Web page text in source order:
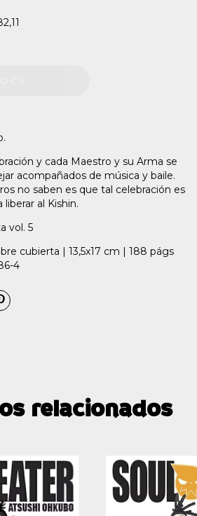
y cada Maestro y su Arma se
acompañados de música y baile.
no saben es que tal celebración es
al Kishin.
vol. 5
cubierta | 13,5x17 cm | 188 págs
4
relacionados